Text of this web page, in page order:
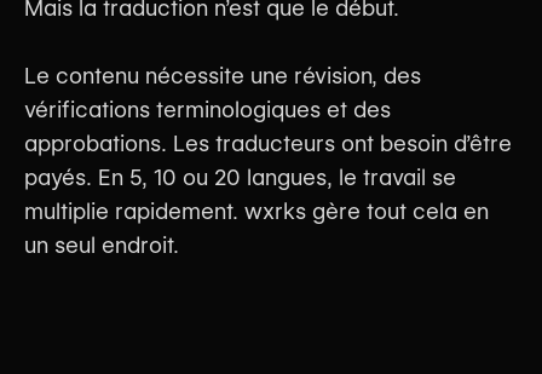
Mais la traduction n’est que le début.
Le contenu nécessite une révision, des
vérifications terminologiques et des
approbations. Les traducteurs ont besoin d’être
payés. En 5, 10 ou 20 langues, le travail se
multiplie rapidement. wxrks gère tout cela en
un seul endroit.